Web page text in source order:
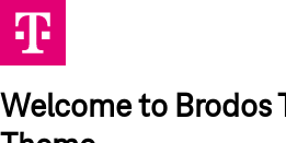
Welcome to Brodos